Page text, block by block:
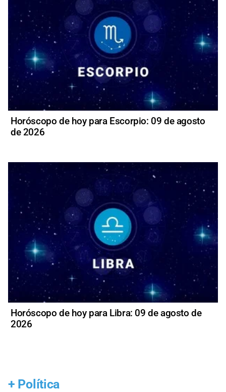
Horóscopo de hoy para Escorpio: 09 de agosto
de 2026
Horóscopo de hoy para Libra: 09 de agosto de
2026
+ Política